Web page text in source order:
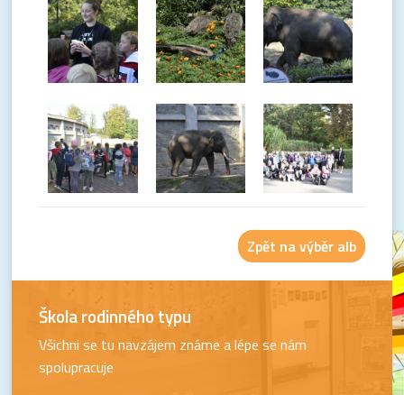
Zpět na výběr alb
Škola rodinného typu
Všichni se tu navzájem známe a lépe se nám
spolupracuje